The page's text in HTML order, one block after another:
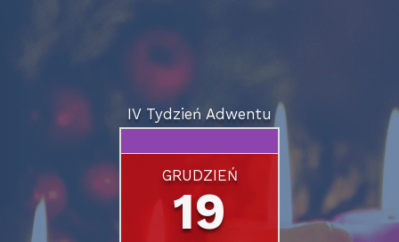
IV Tydzień Adwentu
GRUDZIEŃ
19